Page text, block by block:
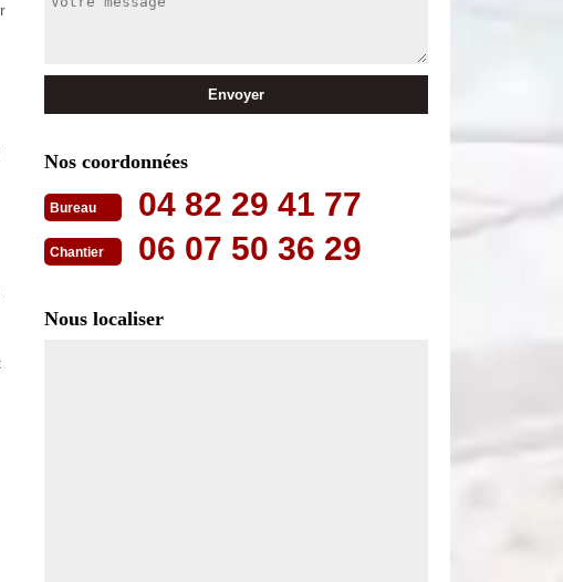
Nos coordonnées
Bureau 04 82 29 41 77
Chantier 06 07 50 36 29
Nous localiser